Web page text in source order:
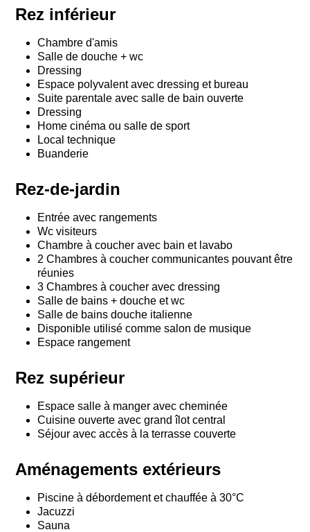
Rez inférieur
Chambre d'amis
Salle de douche + wc
Dressing
Espace polyvalent avec dressing et bureau
Suite parentale avec salle de bain ouverte
Dressing
Home cinéma ou salle de sport
Local technique
Buanderie
Rez-de-jardin
Entrée avec rangements
Wc visiteurs
Chambre à coucher avec bain et lavabo
2 Chambres à coucher communicantes pouvant être
réunies
3 Chambres à coucher avec dressing
Salle de bains + douche et wc
Salle de bains douche italienne
Disponible utilisé comme salon de musique
Espace rangement
Rez supérieur
Espace salle à manger avec cheminée
Cuisine ouverte avec grand îlot central
Séjour avec accès à la terrasse couverte
Aménagements extérieurs
Piscine à débordement et chauffée à 30°C
Jacuzzi
Sauna